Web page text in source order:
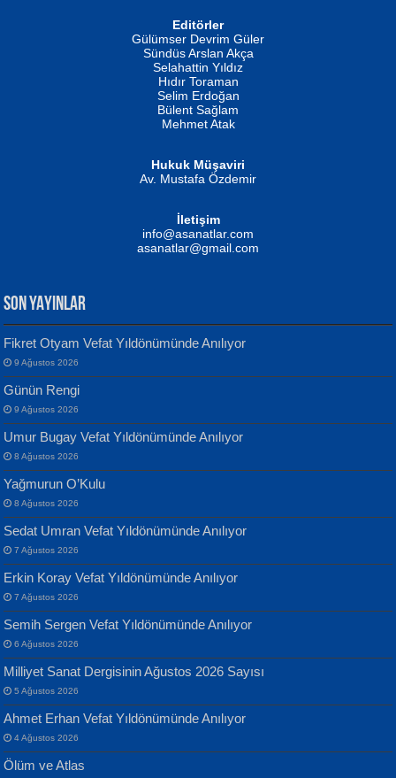
İSMAİL OKUTAN
Erkeklerin Kahrolması Ne Demektir
MUSTAFA KELOĞLU
Yarına İz Bırakmak...
ATİLLA ÖZEN
Sultan Olmadan Önce Eyüp...
EKREM KARABABA
Evvel Zaman Tanrıçası...
Yılmaz Ekinci
Geceye Söylenen...
Banu Sancak
Defterimden İçeri...
İsmail Aydos
İnkisar...
Editörler
Gülümser Devrim Güler
Sündüs Arslan Akça
Selahattin Yıldız
Hıdır Toraman
Selim Erdoğan
Bülent Sağlam
Mehmet Atak
Hukuk Müşaviri
Av. Mustafa Özdemir
İletişim
info@asanatlar.com
asanatlar@gmail.com
SON YAYINLAR
Fikret Otyam Vefat Yıldönümünde Anılıyor
9 Ağustos 2026
Günün Rengi
9 Ağustos 2026
Umur Bugay Vefat Yıldönümünde Anılıyor
8 Ağustos 2026
Yağmurun O’Kulu
8 Ağustos 2026
Sedat Umran Vefat Yıldönümünde Anılıyor
7 Ağustos 2026
Erkin Koray Vefat Yıldönümünde Anılıyor
7 Ağustos 2026
Semih Sergen Vefat Yıldönümünde Anılıyor
6 Ağustos 2026
Milliyet Sanat Dergisinin Ağustos 2026 Sayısı
5 Ağustos 2026
Ahmet Erhan Vefat Yıldönümünde Anılıyor
4 Ağustos 2026
Ölüm ve Atlas